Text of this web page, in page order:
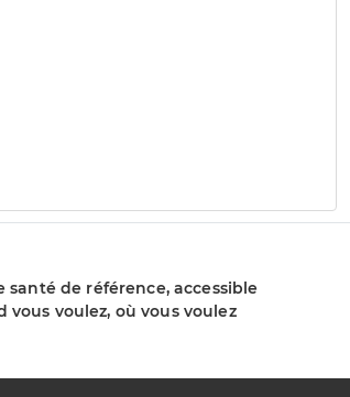
santé de référence, accessible
vous voulez, où vous voulez